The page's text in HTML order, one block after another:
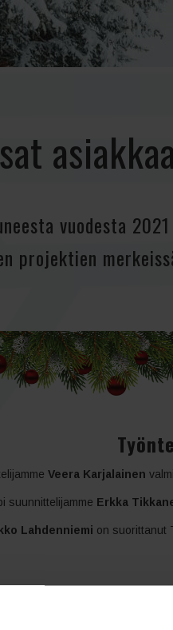
vuodesta
projektien
Veera Karjalainen
suunnittelijamme Erkka
Lahdenniemi on suorittanut